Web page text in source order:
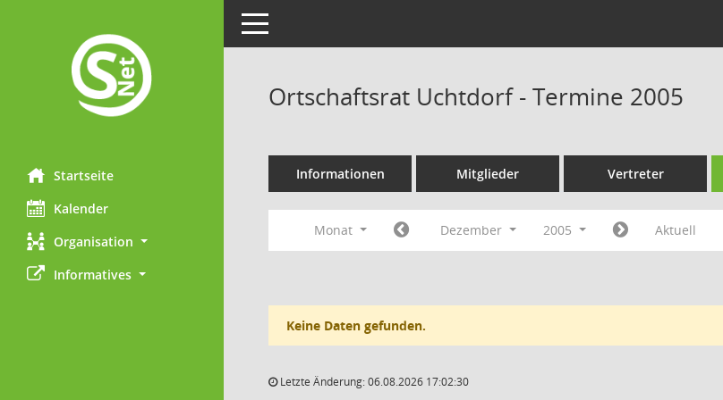
Startseite
Kalender
Organisation
Informatives
Toggle navigation
Ortschaftsrat Uchtdorf - Termine 2005
Informationen Mitglieder Vertreter
Monat Dezember 2005 Aktuell
Keine Daten gefunden.
Letzte Änderung: 06.08.2026 17:02:30